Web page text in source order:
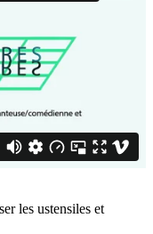
les ustensiles et